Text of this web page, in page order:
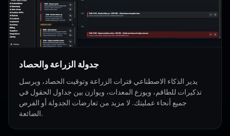
جدولة الزراعة والحصاد
يدير الذكاء الاصطناعي فترات الزراعة وتوقيت الحصاد، ويرسل
تذكيرات للطاقم، ويوزع المعدات، ويوازن بين جداول الحقول في
جميع أنحاء عمليتك. لا مزيد من تعارضات الجدولة أو الفرص
الضائعة.